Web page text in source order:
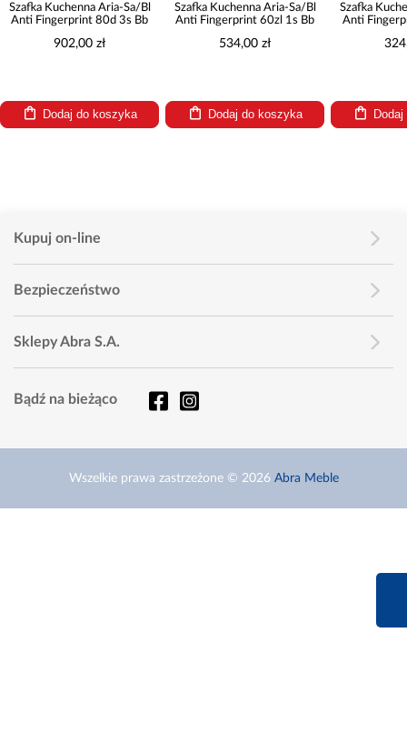
Szafka Kuchenna Aria-Sa/Bl
Anti Fingerprint 80d 3s Bb
902,00 zł
Dodaj do koszyka
Szafka Kuchenna Aria-Sa/Bl
Anti Fingerprint 60zl 1s Bb
534,00 zł
Dodaj do koszyka
Szafka
Anti
Kupuj on-line
Bezpieczeństwo
Sklepy Abra S.A.
Bądź na bieżąco
Wszelkie prawa zastrzeżone © 2026 Abra Meble